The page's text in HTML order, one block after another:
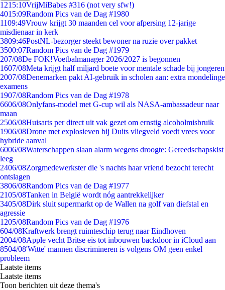
1215:10VrijMiBabes #316 (not very sfw!)
4015:09Random Pics van de Dag #1980
1109:49Vrouw krijgt 30 maanden cel voor afpersing 12-jarige
misdienaar in kerk
3809:46PostNL-bezorger steekt bewoner na ruzie over pakket
3500:07Random Pics van de Dag #1979
207/08De FOK!Voetbalmanager 2026/2027 is begonnen
1607/08Meta krijgt half miljard boete voor mentale schade bij jongeren
2007/08Denemarken pakt AI-gebruik in scholen aan: extra mondelinge
examens
1907/08Random Pics van de Dag #1978
6606/08Onlyfans-model met G-cup wil als NASA-ambassadeur naar
maan
2506/08Huisarts per direct uit vak gezet om ernstig alcoholmisbruik
1906/08Drone met explosieven bij Duits vliegveld voedt vrees voor
hybride aanval
6006/08Waterschappen slaan alarm wegens droogte: Gereedschapskist
leeg
2406/08Zorgmedewerkster die 's nachts haar vriend bezocht terecht
ontslagen
3806/08Random Pics van de Dag #1977
2105/08Tanken in België wordt nóg aantrekkelijker
3405/08Dirk sluit supermarkt op de Wallen na golf van diefstal en
agressie
1205/08Random Pics van de Dag #1976
604/08Kraftwerk brengt ruimteschip terug naar Eindhoven
2004/08Apple vecht Britse eis tot inbouwen backdoor in iCloud aan
8504/08'Witte' mannen discrimineren is volgens OM geen enkel
probleem
Laatste items
Laatste items
Toon berichten uit deze thema's